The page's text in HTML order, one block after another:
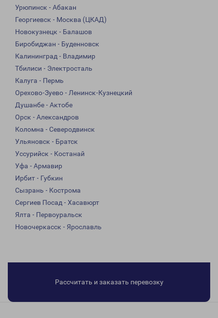
Урюпинск - Абакан
Георгиевск - Москва (ЦКАД)
Новокузнецк - Балашов
Биробиджан - Буденновск
Калининград - Владимир
Тбилиси - Электросталь
Калуга - Пермь
Орехово-Зуево - Ленинск-Кузнецкий
Душанбе - Актобе
Орск - Александров
Коломна - Северодвинск
Ульяновск - Братск
Уссурийск - Костанай
Уфа - Армавир
Ирбит - Губкин
Сызрань - Кострома
Сергиев Посад - Хасавюрт
Ялта - Первоуральск
Новочеркасск - Ярославль
Рассчитать и заказать перевозку